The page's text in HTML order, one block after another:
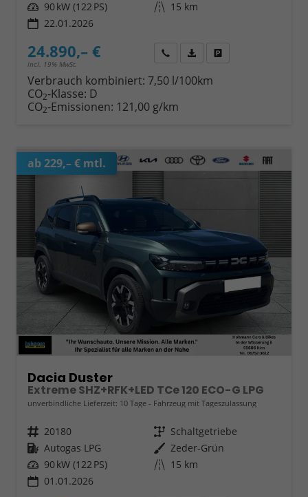
Leistung 90 kW (122 PS) Kilometerstand 15 km
22.01.2026
24.890,– €
incl. 19% MwSt.
Wir rufen Sie anFahrzeugexposé (PDF)
Verbrauch kombiniert: 7,50 l/100km
CO2-Klasse: D
CO2-Emissionen: 121,00 g/km
ab 229,– € mtl.
Dacia Duster
Extreme SHZ+RFK+LED TCe 120 ECO-G LPG
unverbindliche Lieferzeit: 10 Tage Fahrzeug mit Tageszulassung
Fahrzeugnr. 20180 Getriebe Schaltgetriebe
Kraftstoff Autogas LPG Außenfarbe Zeder-Grün
Leistung 90 kW (122 PS) Kilometerstand 15 km
01.01.2026